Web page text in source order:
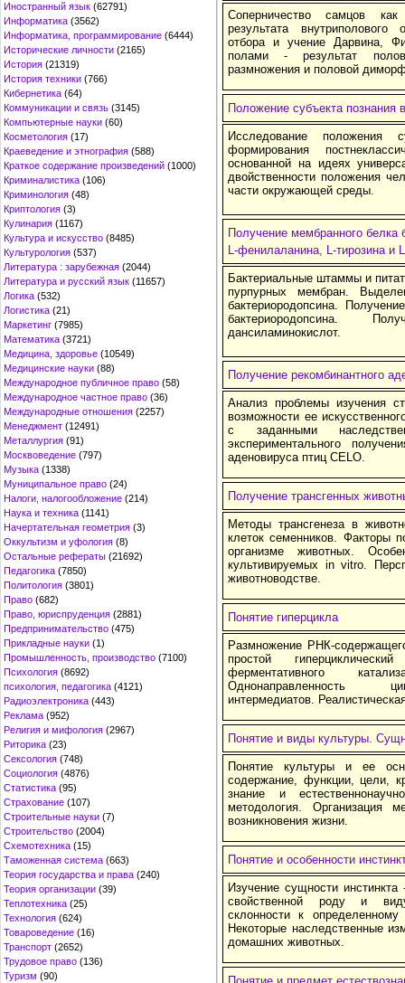
Иностранный язык (62791)
Информатика (3562)
Информатика, программирование (6444)
Исторические личности (2165)
История (21319)
История техники (766)
Кибернетика (64)
Коммуникации и связь (3145)
Компьютерные науки (60)
Косметология (17)
Краеведение и этнография (588)
Краткое содержание произведений (1000)
Криминалистика (106)
Криминология (48)
Криптология (3)
Кулинария (1167)
Культура и искусство (8485)
Культурология (537)
Литература : зарубежная (2044)
Литература и русский язык (11657)
Логика (532)
Логистика (21)
Маркетинг (7985)
Математика (3721)
Медицина, здоровье (10549)
Медицинские науки (88)
Международное публичное право (58)
Международное частное право (36)
Международные отношения (2257)
Менеджмент (12491)
Металлургия (91)
Москвоведение (797)
Музыка (1338)
Муниципальное право (24)
Налоги, налогообложение (214)
Наука и техника (1141)
Начертательная геометрия (3)
Оккультизм и уфология (8)
Остальные рефераты (21692)
Педагогика (7850)
Политология (3801)
Право (682)
Право, юриспруденция (2881)
Предпринимательство (475)
Прикладные науки (1)
Промышленность, производство (7100)
Психология (8692)
психология, педагогика (4121)
Радиоэлектроника (443)
Реклама (952)
Религия и мифология (2967)
Риторика (23)
Сексология (748)
Социология (4876)
Статистика (95)
Страхование (107)
Строительные науки (7)
Строительство (2004)
Схемотехника (15)
Таможенная система (663)
Теория государства и права (240)
Теория организации (39)
Теплотехника (25)
Технология (624)
Товароведение (16)
Транспорт (2652)
Трудовое право (136)
Туризм (90)
Соперничество самцов
результата
отбора и учение Дарвина,
полами - результат
размножения и половой
Положение субъекта познания
Исследование положения
формирования
основанной на идеях
двойственности положения
части окружающей среды.
Получение мембранного белка
L-фенилаланина, L-тирозина и
Бактериальные штаммы и
пурпурных мембран.
бактериородопсина.
бактериородопсина.
дансиламинокислот.
Получение рекомбинантного
Анализ проблемы изучения
возможности ее
с заданными
экспериментального
аденовируса птиц CELO.
Получение трансгенных
Методы трансгенеза в
клеток семенников. Факторы
организме животных.
культивируемых in vitro.
животноводстве.
Понятие гиперцикла
Размножение РНК-
простой
ферментативного
Однонаправленность
интермедиатов.
Понятие и виды культуры.
Понятие культуры и ее
содержание, функции, цели,
знание и
методология. Организация
возникновения жизни.
Понятие и особенности
Изучение сущности
свойственной роду и
склонности к
Некоторые наследственные
домашних животных.